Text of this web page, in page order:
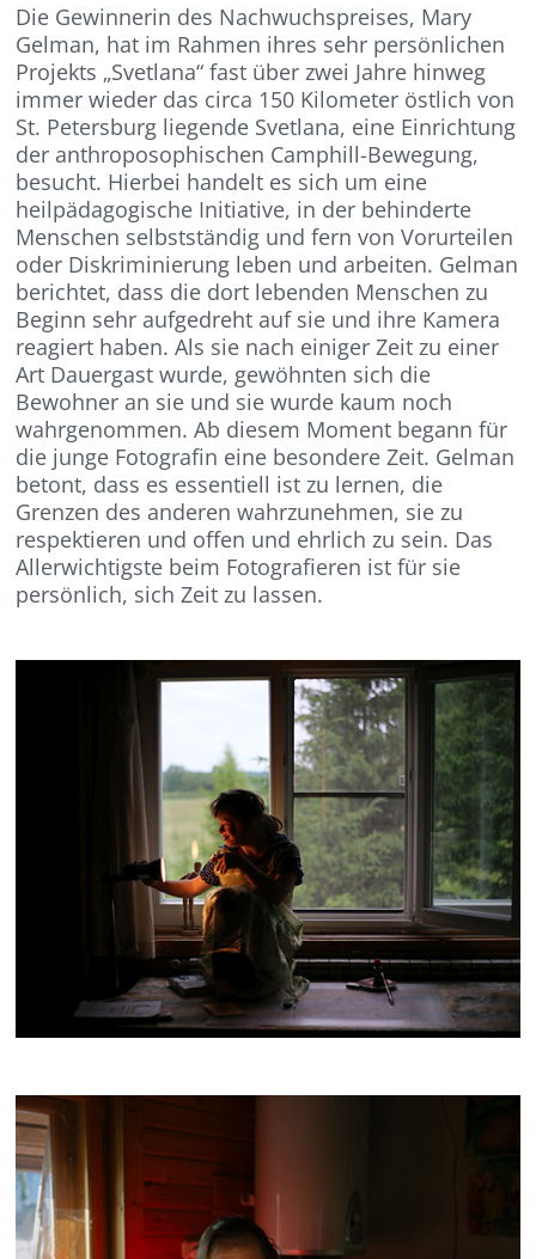
Die Gewinnerin des Nachwuchspreises, Mary
Gelman, hat im Rahmen ihres sehr persönlichen
Projekts „Svetlana“ fast über zwei Jahre hinweg
immer wieder das circa 150 Kilometer östlich von
St. Petersburg liegende Svetlana, eine Einrichtung
der anthroposophischen Camphill-Bewegung,
besucht. Hierbei handelt es sich um eine
heilpädagogische Initiative, in der behinderte
Menschen selbstständig und fern von Vorurteilen
oder Diskriminierung leben und arbeiten. Gelman
berichtet, dass die dort lebenden Menschen zu
Beginn sehr aufgedreht auf sie und ihre Kamera
reagiert haben. Als sie nach einiger Zeit zu einer
Art Dauergast wurde, gewöhnten sich die
Bewohner an sie und sie wurde kaum noch
wahrgenommen. Ab diesem Moment begann für
die junge Fotografin eine besondere Zeit. Gelman
betont, dass es essentiell ist zu lernen, die
Grenzen des anderen wahrzunehmen, sie zu
respektieren und offen und ehrlich zu sein. Das
Allerwichtigste beim Fotografieren ist für sie
persönlich, sich Zeit zu lassen.